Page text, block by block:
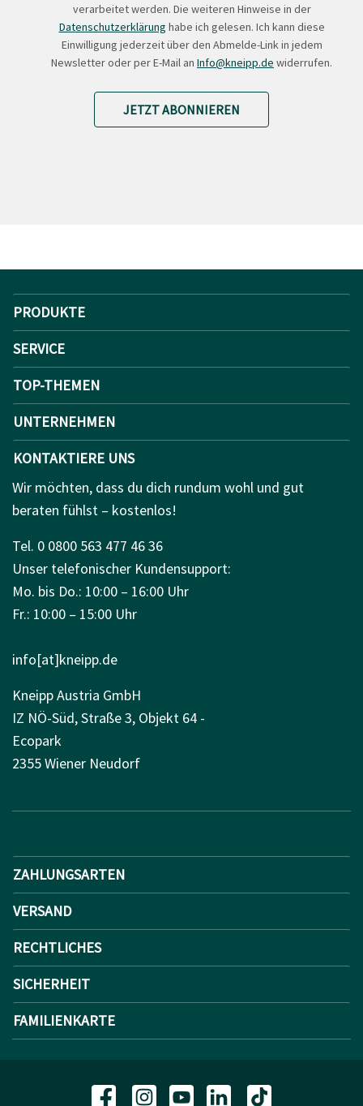
verarbeitet werden. Die weiteren Hinweise in der
Datenschutzerklärung habe ich gelesen. Ich kann diese
Einwilligung jederzeit über den Abmelde-Link in jedem
Newsletter oder per E-Mail an Info@kneipp.de widerrufen.
JETZT ABONNIEREN
PRODUKTE
SERVICE
TOP-THEMEN
UNTERNEHMEN
KONTAKTIERE UNS
Wir möchten, dass du dich rundum wohl und gut
beraten fühlst – kostenlos!
Tel. 0 0800 563 477 46 36
Unser telefonischer Kundensupport:
Mo. bis Do.: 10:00 – 16:00 Uhr
Fr.: 10:00 – 15:00 Uhr
info[at]kneipp.de
Kneipp Austria GmbH
IZ NÖ-Süd, Straße 3, Objekt 64 -
Ecopark
2355 Wiener Neudorf
ZAHLUNGSARTEN
VERSAND
RECHTLICHES
SICHERHEIT
FAMILIENKARTE